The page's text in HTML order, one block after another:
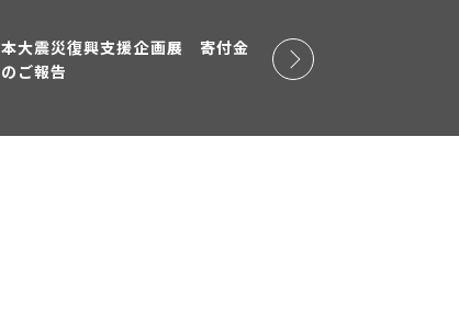
大震災復興支援企画展 寄付金
ご報告